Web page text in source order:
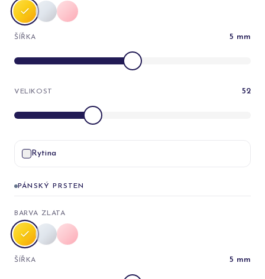
ŠÍŘKA 5 mm
VELIKOST 52
Rytina
PÁNSKÝ PRSTEN
BARVA ZLATA
ŠÍŘKA 5 mm